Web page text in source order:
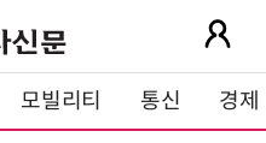
모빌리티 통신 경제